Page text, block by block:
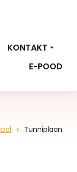
KONTAKT
E-POOD
Tunniplaan